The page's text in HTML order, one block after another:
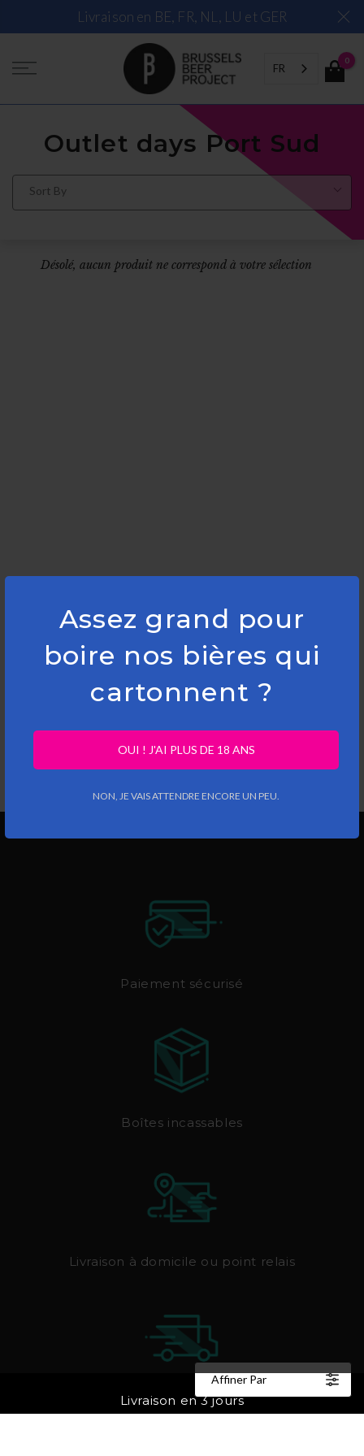
Assez grand pour
boire nos bières qui
cartonnent ?
OUI ! J'AI PLUS DE 18 ANS
NON, JE VAIS ATTENDRE ENCORE UN PEU.
Livraison en BE, FR, NL, LU et GER
FR
0
Outlet days Port Sud
Sort By
Affiner Par
Désolé, aucun produit ne correspond à votre sélection
Paiement sécurisé
Boîtes incassables
Livraison à domicile ou point relais
Livraison en 3 jours